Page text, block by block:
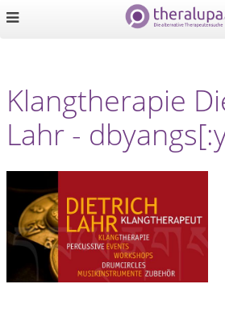
Klangtherapie
Lahr -